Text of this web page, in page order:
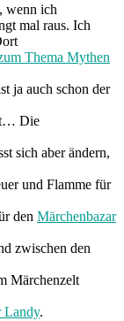
wenn ich
mal raus. Ich
Thema Mythen
ja auch schon der
Die
sich aber ändern,
und Flamme für
den Märchenbazar
zwischen den
Märchenzelt
Landy.